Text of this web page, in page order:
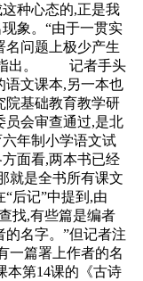
种心态的,正是我
象。“由于一贯实
名问题上极少产生
指出。 记者手头
语文课本,另一本也
院基础教育教学研
员会审查通过,是北
年制小学语文试
面看,两本书已经
就是全书所有课文
记”中提到,由
找,有些篇是编者
名字。”但记者注
一篇署上作者的名
本第14课的《古诗